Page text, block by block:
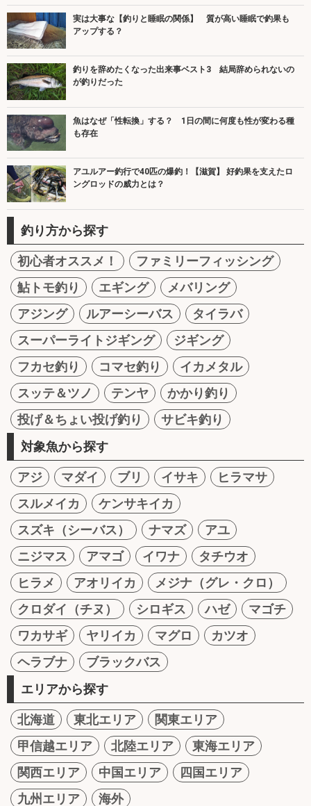
実は大事な【釣りと睡眠の関係】 質が高い睡眠で釣果も
アップする？
釣りを辞めたくなった出来事ベスト3 結局辞められないの
が釣りだった
魚はなぜ「性転換」する？ 1日の間に何度も性が変わる種
も存在
アユルアー釣行で40匹の爆釣！【滋賀】 好釣果を支えたロ
ングロッドの威力とは？
釣り方から探す
初心者オススメ！
ファミリーフィッシング
鮎トモ釣り
エギング
メバリング
アジング
ルアーシーバス
タイラバ
スーパーライトジギング
ジギング
フカセ釣り
コマセ釣り
イカメタル
スッテ＆ツノ
テンヤ
かかり釣り
投げ＆ちょい投げ釣り
サビキ釣り
対象魚から探す
アジ マダイ ブリ イサキ
ヒラマサ
スルメイカ
ケンサキイカ
スズキ（シーバス）
ナマズ
アユ
ニジマス
アマゴ イワナ
タチウオ
ヒラメ
アオリイカ
メジナ（グレ・クロ）
クロダイ（チヌ）
シロギス ハゼ
マゴチ
ワカサギ
ヤリイカ マグロ
カツオ
ヘラブナ
ブラックバス
エリアから探す
北海道 東北エリア
関東エリア
甲信越エリア
北陸エリア
東海エリア
関西エリア
中国エリア
四国エリア
九州エリア
海外